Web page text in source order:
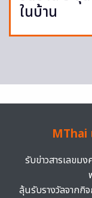
ในบ้าน
MThai
รับข่าวสารเลขม
ลุ้นรับรางวัลจากกิ